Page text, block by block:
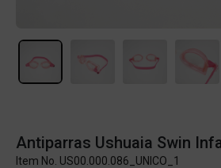
Antiparras Ushuaia Swin
Item No. US00.000.086_UNICO_1